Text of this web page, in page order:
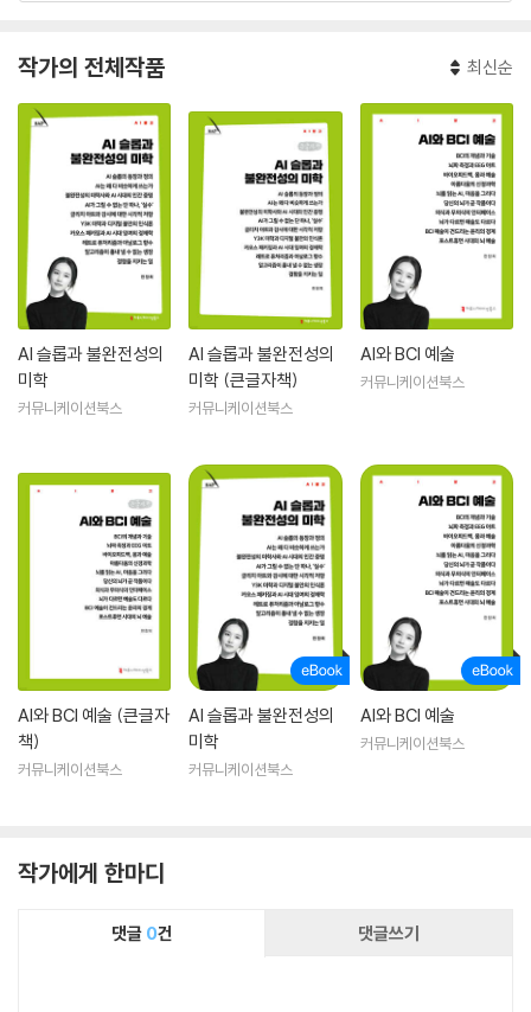
왔다. 제15회 국제과학관심포지엄에서 우수상·신인상을 동시 수상(202
5)하였으며, 성균관대학교 주최 ‘디지털 미디어 시대의 정서적 인간: 기술,
윤리, 그리고 치유’ 학술 논문 공모전에서 우수논문상을 수상(2025)하였
다.
작가의 전체작품 최신순
AI 슬롭과 불완전성의
미학
커뮤니케이션북스
AI 슬롭과 불완전성의
미학 (큰글자책)
커뮤니케이션북스
AI와 BCI 예술
커뮤니케이션북스
AI와 BCI 예술 (큰글자
책)
커뮤니케이션북스
AI 슬롭과 불완전성의
미학
커뮤니케이션북스
AI와 BCI 예술
커뮤니케이션북스
작가에게 한마디
댓글 0건 댓글쓰기